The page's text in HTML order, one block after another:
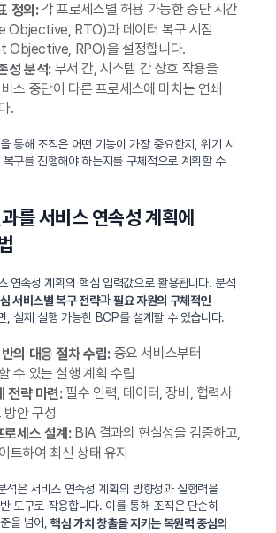
정의:각 프로세스별 허용 가능한 중단 시간
Objective, RTO)과 데이터 복구 시점
Objective, RPO)을 설정합니다.
성 분석:부서 간, 시스템 간 상호 작용을
스 중단이 다른 프로세스에 미치는 연쇄
.
통해 조직은 어떤 기능이 가장 중요한지, 위기 시
구를 진행해야 하는지를 구체적으로 계획할 수
를 서비스 연속성 계획에
연속성 계획의 핵심 입력값으로 활용됩니다. 분석
서비스별 복구 전략과필요 자원의 구체적인
, 실제 실행 가능한 BCP를 설계할 수 있습니다.
의 대응 절차 수립:중요 서비스부터
수 있는 실행 계획 수립
전략 마련:필수 인력, 데이터, 장비, 협력사
방안 구성
로세스 설계:BIA 결과의 현실성을 검증하고,
트하여 최신 상태 유지
석은 서비스 연속성 계획의 방향성과 실행력을
도구로 작용합니다. 이를 통해 조직은 단순히
을 넘어,핵심 가치 창출을 지키는 복원력 중심의